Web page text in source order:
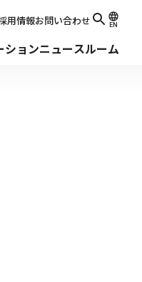
用情報お問い合わせ EN
ションニュースルーム